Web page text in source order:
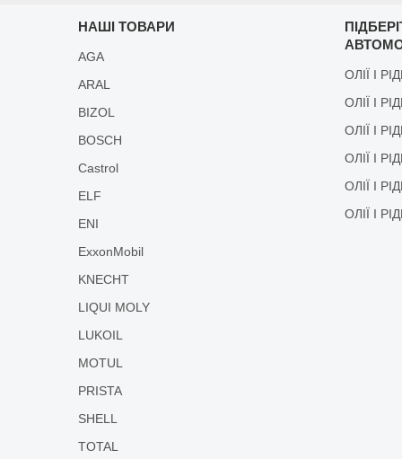
НАШІ ТОВАРИ
AGA
ARAL
BIZOL
BOSCH
Castrol
ELF
ENI
ExxonMobil
KNECHT
LIQUI MOLY
LUKOIL
MOTUL
PRISTA
SHELL
TOTAL
ОЛІЇ І
ОЛІЇ І
ОЛІЇ І
ОЛІЇ І
ОЛІЇ І
ОЛІЇ І